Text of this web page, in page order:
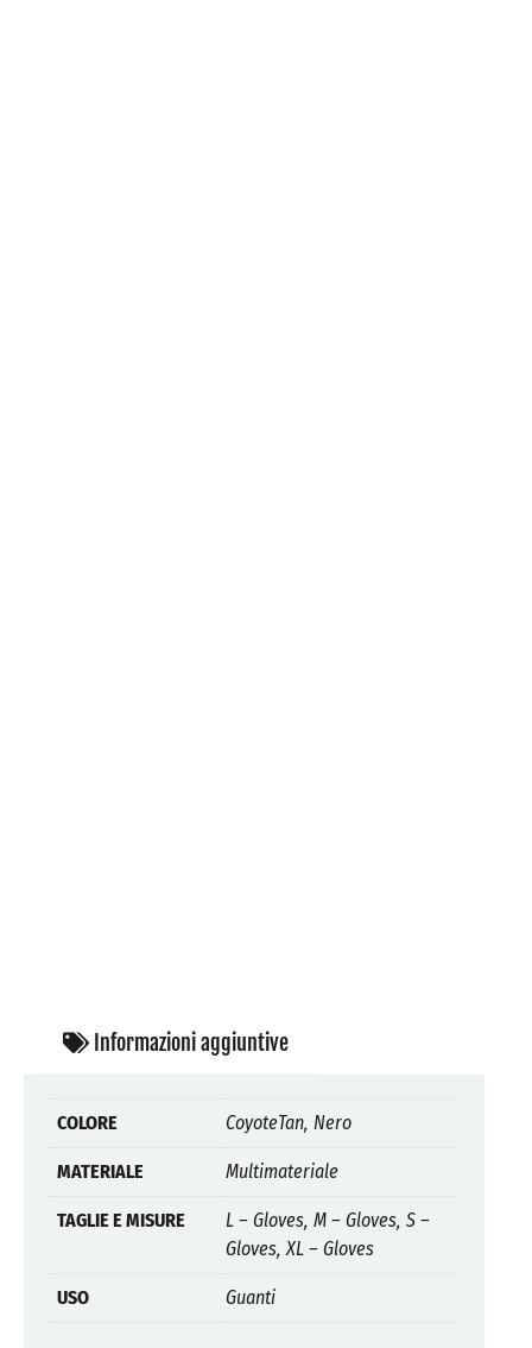
Informazioni aggiuntive
COLORE CoyoteTan, Nero
MATERIALE Multimateriale
TAGLIE E MISURE
L – Gloves, M – Gloves, S –
Gloves, XL – Gloves
USO Guanti